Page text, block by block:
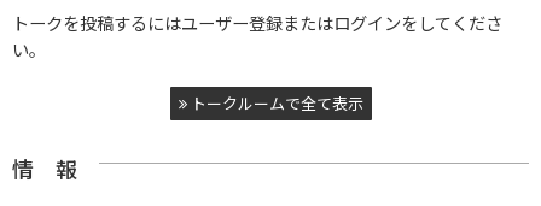
トークを投稿するにはユーザー登録またはログインをしてくださ
い。
トークルームで全て表示
情 報